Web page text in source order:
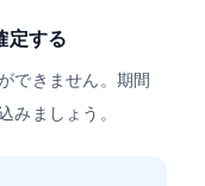
定する
できません。期間
みましょう。